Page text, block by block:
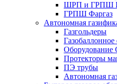
ШРП и ГРПШ
ГРПШ Фаргаз
Автономная
Газгольдеры
Оборудование
Протекторы
ПЭ трубы
Автономная